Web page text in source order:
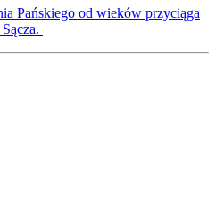
Pańskiego od wieków przyciąga